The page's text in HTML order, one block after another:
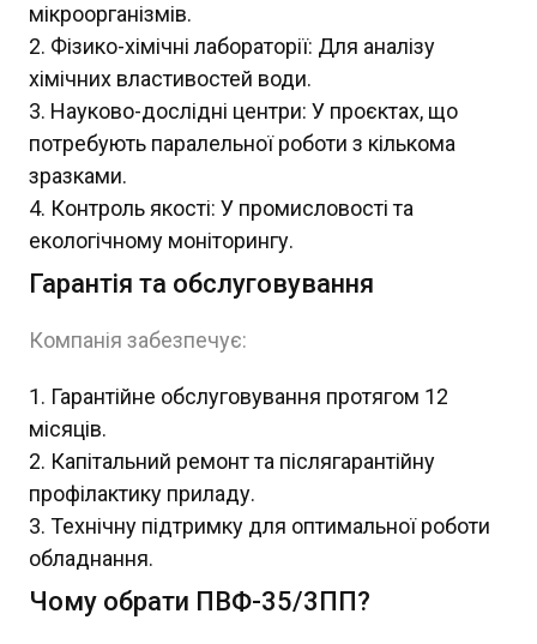
мікроорганізмів.
Фізико-хімічні лабораторії: Для аналізу
хімічних властивостей води.
Науково-дослідні центри: У проєктах, що
потребують паралельної роботи з кількома
зразками.
Контроль якості: У промисловості та
екологічному моніторингу.
Гарантія та обслуговування
Компанія забезпечує:
Гарантійне обслуговування протягом 12
місяців.
Капітальний ремонт та післягарантійну
профілактику приладу.
Технічну підтримку для оптимальної роботи
обладнання.
Чому обрати ПВФ-35/3ПП?